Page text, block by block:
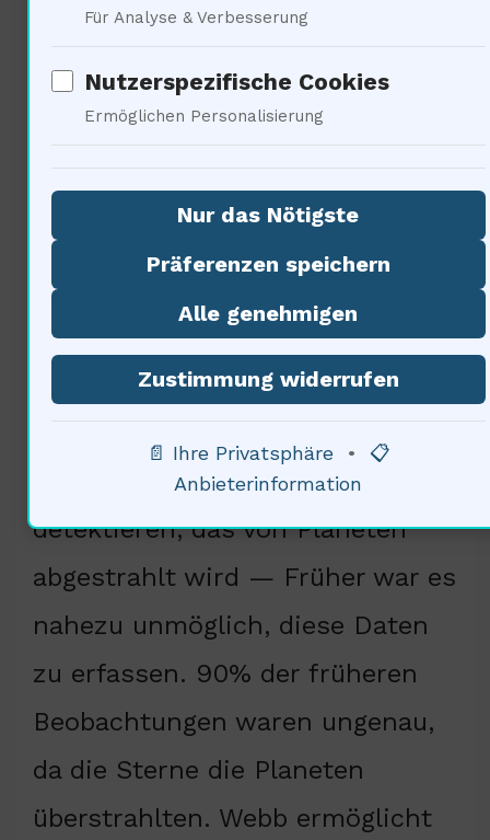
Die Evolution der
Beobachtungstechnologien
Dramatisch. Mit dem James
Webb Teleskop
wir gezielt Infrarotlicht
detektieren, das von Planeten
abgestrahlt wird — Früher war es
nahezu unmöglich, diese Daten
zu erfassen. 90% der früheren
Beobachtungen waren ungenau,
da die Sterne die Planeten
überstrahlten. Webb ermöglicht
Für Analyse & Verbesserung
Nutzerspezifische Cookies
Ermöglichen Personalisierung
Nur das Nötigste
Präferenzen speichern
Alle genehmigen
Zustimmung widerrufen
📄 Ihre Privatsphäre • 📋
Anbieterinformation